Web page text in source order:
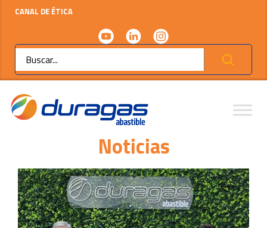
CANAL DE ÉTICA
Ok
Noticias